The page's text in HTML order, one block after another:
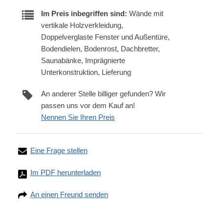
Im Preis inbegriffen sind: Wände mit
vertikale Holzverkleidung,
Doppelverglaste Fenster und Außentüre,
Bodendielen, Bodenrost, Dachbretter,
Saunabänke, Imprägnierte
Unterkonstruktion, Lieferung
An anderer Stelle billiger gefunden? Wir
passen uns vor dem Kauf an!
Nennen Sie Ihren Preis
Eine Frage stellen
Im PDF herunterladen
An einen Freund senden